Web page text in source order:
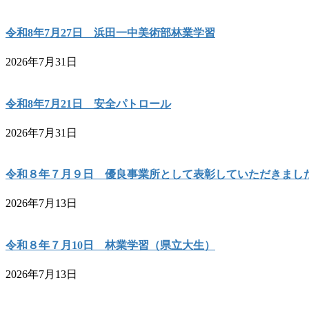
令和8年7月27日 浜田一中美術部林業学習
2026年7月31日
令和8年7月21日 安全パトロール
2026年7月31日
令和８年７月９日 優良事業所として表彰していただきまし
2026年7月13日
令和８年７月10日 林業学習（県立大生）
2026年7月13日